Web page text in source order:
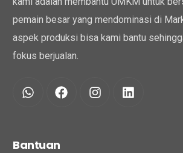
pemain besar yang mendominasi di
aspek produksi bisa kami bantu
fokus berjualan.
Bantuan